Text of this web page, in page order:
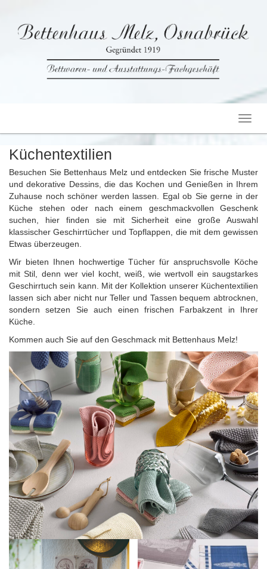
Küchentextilien
Besuchen Sie Bettenhaus Melz und entdecken Sie frische Muster
und dekorative Dessins, die das Kochen und Genießen in Ihrem
Zuhause noch schöner werden lassen. Egal ob Sie gerne in der
Küche stehen oder nach einem geschmackvollen Geschenk
suchen, hier finden sie mit Sicherheit eine große Auswahl
klassischer Geschirrtücher und Topflappen, die mit dem gewissen
Etwas überzeugen.
Wir bieten Ihnen hochwertige Tücher für anspruchsvolle Köche
mit Stil, denn wer viel kocht, weiß, wie wertvoll ein saugstarkes
Geschirrtuch sein kann. Mit der Kollektion unserer Küchentextilien
lassen sich aber nicht nur Teller und Tassen bequem abtrocknen,
sondern setzen Sie auch einen frischen Farbakzent in Ihrer
Küche.
Kommen auch Sie auf den Geschmack mit Bettenhaus Melz!